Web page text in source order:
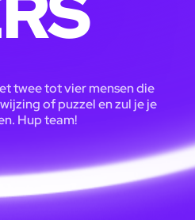
twee tot vier mensen die
of puzzel en zul je je
Hup team!